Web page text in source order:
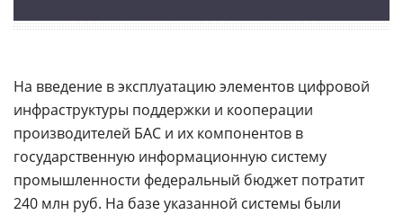
На введение в эксплуатацию элементов цифровой
инфраструктуры поддержки и кооперации
производителей БАС и их компонентов в
государственную информационную систему
промышленности федеральный бюджет потратит
240 млн руб. На базе указанной системы были